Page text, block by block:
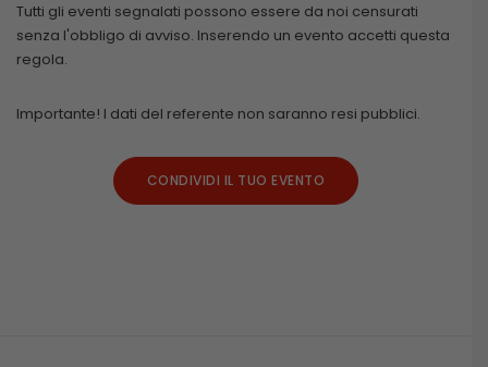
Tutti gli eventi segnalati possono essere da noi censurati
senza l'obbligo di avviso. Inserendo un evento accetti questa
regola.
Importante! I dati del referente non saranno resi pubblici.
CONDIVIDI IL TUO EVENTO